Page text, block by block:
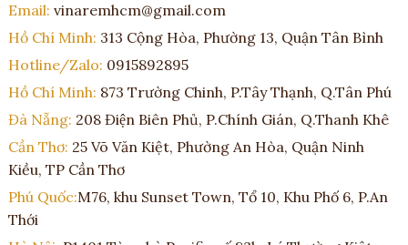
Email: vinaremhcm@gmail.com
Hồ Chí Minh: 313 Cộng Hòa, Phường 13, Quận Tân Bình
Hotline/Zalo: 0915892895
Hồ Chí Minh: 873 Trường Chinh, P.Tây Thạnh, Q.Tân Phú
Đà Nẵng: 208 Điện Biên Phủ, P.Chính Gián, Q.Thanh Khê
Cần Thơ: 25 Võ Văn Kiệt, Phường An Hòa, Quận Ninh
Kiều, TP Cần Thơ
Phú Quốc:M76, khu Sunset Town, Tổ 10, Khu Phố 6, P.An
Thới